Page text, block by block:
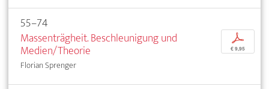
55–74
Massenträgheit. Beschleunigung und
Medien/Theorie
Florian Sprenger
p
€ 9,95